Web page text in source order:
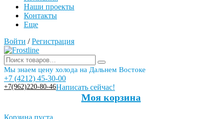
Наши проекты
Контакты
Еще
Войти / Регистрация
Мы знаем цену холода на Дальнем Востоке
+7 (4212) 45-30-00
+7(962)220-80-46Написать сейчас!
Моя корзина
Корзина пуста